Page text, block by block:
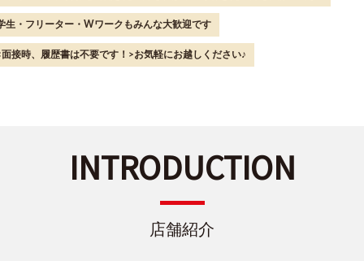
生・フリーター・Wワークもみんな大歓迎です
面接時、履歴書は不要です！>お気軽にお越しください♪
INTRODUCTION
店舗紹介